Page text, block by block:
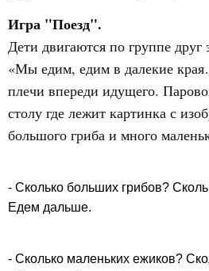
Игра "Поезд".
Дети двигаются по группе друг
«Мы едим, едим в далекие
плечи впереди идущего.
столу где лежит картинка с
большого гриба и много
- Сколько больших грибов?
Едем дальше.
- Сколько маленьких ежиков?